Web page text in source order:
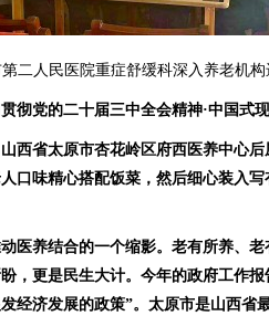
二人民医院重症舒缓科深入养老机
贯彻党的二十届三中全会精神·中国式现
西省太原市杏花岭区府西医养中心后
口味精心搭配饭菜，然后细心装入
医养结合的一个缩影。老有所养、
，更是民生大计。今年的政府工作
经济发展的政策”。太原市是山西省